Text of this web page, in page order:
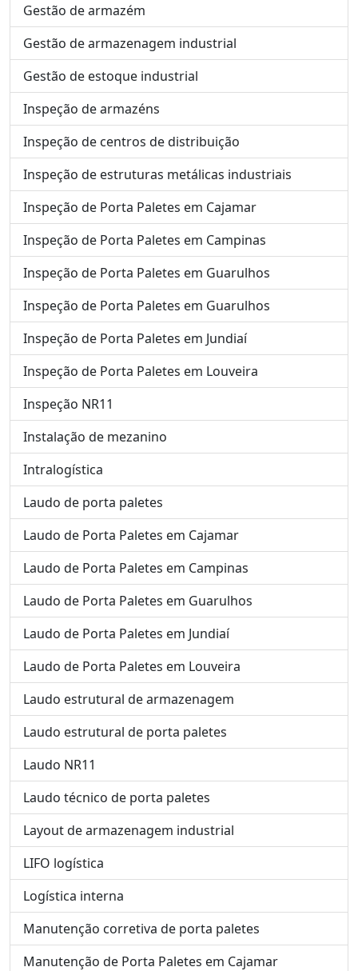
Gestão de armazém
Gestão de armazenagem industrial
Gestão de estoque industrial
Inspeção de armazéns
Inspeção de centros de distribuição
Inspeção de estruturas metálicas industriais
Inspeção de Porta Paletes em Cajamar
Inspeção de Porta Paletes em Campinas
Inspeção de Porta Paletes em Guarulhos
Inspeção de Porta Paletes em Guarulhos
Inspeção de Porta Paletes em Jundiaí
Inspeção de Porta Paletes em Louveira
Inspeção NR11
Instalação de mezanino
Intralogística
Laudo de porta paletes
Laudo de Porta Paletes em Cajamar
Laudo de Porta Paletes em Campinas
Laudo de Porta Paletes em Guarulhos
Laudo de Porta Paletes em Jundiaí
Laudo de Porta Paletes em Louveira
Laudo estrutural de armazenagem
Laudo estrutural de porta paletes
Laudo NR11
Laudo técnico de porta paletes
Layout de armazenagem industrial
LIFO logística
Logística interna
Manutenção corretiva de porta paletes
Manutenção de Porta Paletes em Cajamar